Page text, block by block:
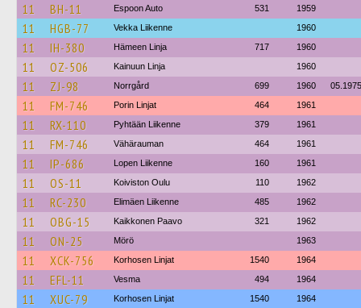
11 BH-11 Espoon Auto 531 1959
11 HGB-77 Vekka Liikenne 1960
11 IH-380 Hämeen Linja 717 1960
11 OZ-506 Kainuun Linja 1960
11 ZJ-98 Norrgård 699 1960 05.1975
11 FM-746 Porin Linjat 464 1961
11 RX-110 Pyhtään Liikenne 379 1961
11 FM-746 Vähärauman 464 1961
11 IP-686 Lopen Liikenne 160 1961
11 OS-11 Koiviston Oulu 110 1962
11 RC-230 Elimäen Liikenne 485 1962
11 OBG-15 Kaikkonen Paavo 321 1962
11 ON-25 Mörö 1963
11 XCK-756 Korhosen Linjat 1540 1964
11 EFL-11 Vesma 494 1964
11 XUC-79 Korhosen Linjat 1540 1964